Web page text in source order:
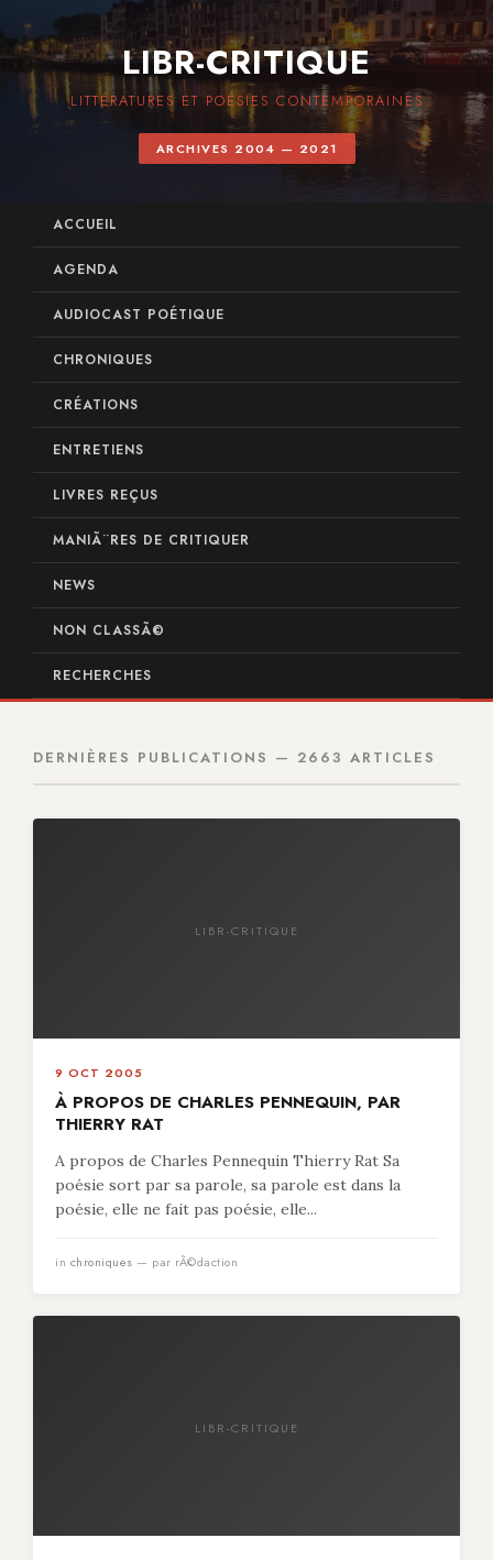
LIBR-CRITIQUE
LITTÉRATURES ET POÉSIES CONTEMPORAINES
ARCHIVES 2004 — 2021
ACCUEIL
AGENDA
AUDIOCAST POÉTIQUE
CHRONIQUES
CRÉATIONS
ENTRETIENS
LIVRES REÇUS
MANIÃ¨RES DE CRITIQUER
NEWS
NON CLASSÃ©
RECHERCHES
DERNIÈRES PUBLICATIONS — 2663 ARTICLES
LIBR-CRITIQUE
9 OCT 2005
À PROPOS DE CHARLES PENNEQUIN, PAR
THIERRY RAT
A propos de Charles Pennequin Thierry Rat Sa
poésie sort par sa parole, sa parole est dans la
poésie, elle ne fait pas poésie, elle...
in chroniques — par rÃ©daction
LIBR-CRITIQUE